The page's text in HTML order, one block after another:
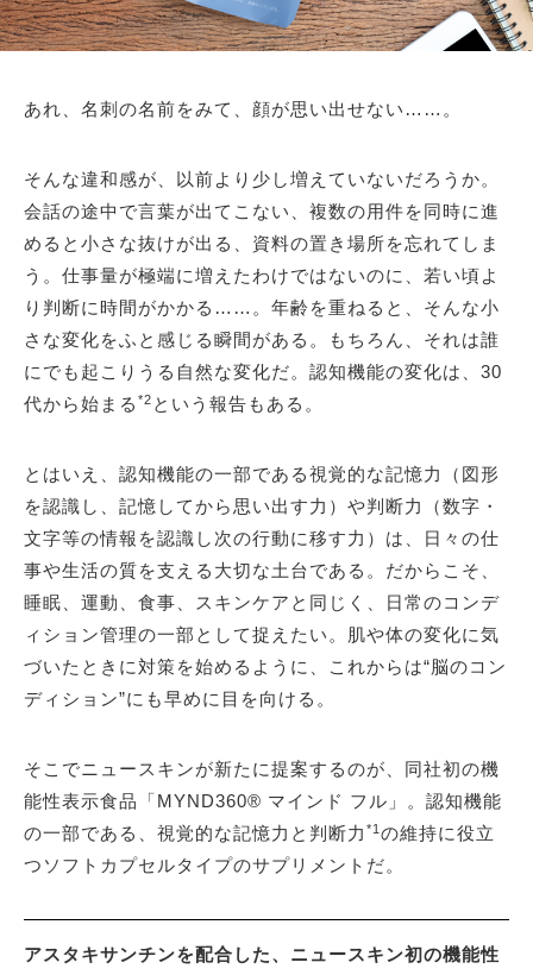
あれ、名刺の名前をみて、顔が思い出せない……。
そんな違和感が、以前より少し増えていないだろうか。
会話の途中で言葉が出てこない、複数の用件を同時に進
めると小さな抜けが出る、資料の置き場所を忘れてしま
う。仕事量が極端に増えたわけではないのに、若い頃よ
り判断に時間がかかる……。年齢を重ねると、そんな小
さな変化をふと感じる瞬間がある。もちろん、それは誰
にでも起こりうる自然な変化だ。認知機能の変化は、30
代から始まる *2 という報告もある。
とはいえ、認知機能の一部である視覚的な記憶力（図形
を認識し、記憶してから思い出す力）や判断力（数字・
文字等の情報を認識し次の行動に移す力）は、日々の仕
事や生活の質を支える大切な土台である。だからこそ、
睡眠、運動、食事、スキンケアと同じく、日常のコンデ
ィション管理の一部として捉えたい。肌や体の変化に気
づいたときに対策を始めるように、これからは“脳のコン
ディション”にも早めに目を向ける。
そこでニュースキンが新たに提案するのが、同社初の機
能性表示食品「MYND360® マインド フル」。認知機能
の一部である、視覚的な記憶力と判断力 *1 の維持に役立
つソフトカプセルタイプのサプリメントだ。
アスタキサンチンを配合した、ニュースキン初の機能性